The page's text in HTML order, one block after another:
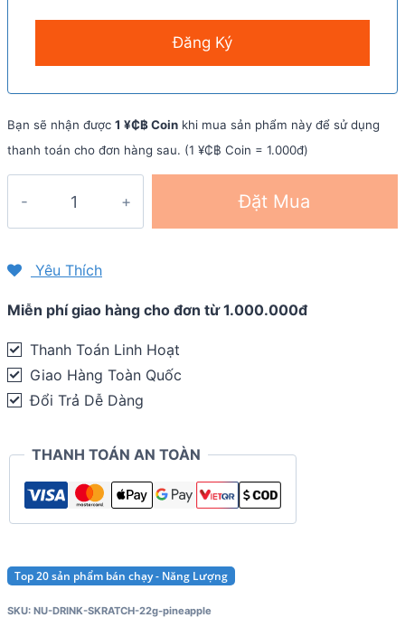
Bạn sẽ nhận được 1 ¥₵฿ Coin khi mua sản phẩm này để sử dụng
thanh toán cho đơn hàng sau. (1 ¥₵฿ Coin = 1.000đ)
bổ
điện
giải
Skratch
Hydration
(22g)
quantity
Đặt Mua
Yêu Thích
Miễn phí giao hàng cho đơn từ 1.000.000đ
Thanh Toán Linh Hoạt
Giao Hàng Toàn Quốc
Đổi Trả Dễ Dàng
THANH TOÁN AN TOÀN
Top 20 sản phẩm bán chạy - Năng Lượng
SKU: NU-DRINK-SKRATCH-22g-pineapple